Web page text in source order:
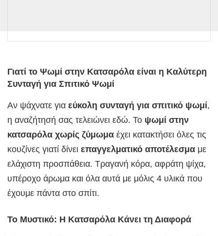
Γιατί το Ψωμί στην Κατσαρόλα είναι η Καλύτερη
Συνταγή για Σπιτικό Ψωμί
Αν ψάχνατε για εύκολη συνταγή για σπιτικό ψωμί,
η αναζήτησή σας τελειώνει εδώ. Το ψωμί στην
κατσαρόλα χωρίς ζύμωμα έχει κατακτήσει όλες τις
κουζίνες γιατί δίνει επαγγελματικό αποτέλεσμα με
ελάχιστη προσπάθεια. Τραγανή κόρα, αφράτη ψίχα,
υπέροχο άρωμα και όλα αυτά με μόλις 4 υλικά που
έχουμε πάντα στο σπίτι.
Το Μυστικό: Η Κατσαρόλα Κάνει τη Διαφορά